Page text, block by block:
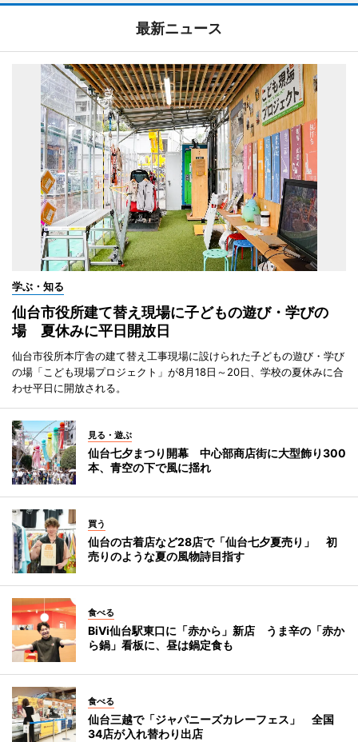
最新ニュース
学ぶ・知る
仙台市役所建て替え現場に子どもの遊び・学びの
場 夏休みに平日開放日
仙台市役所本庁舎の建て替え工事現場に設けられた子どもの遊び・学び
の場「こども現場プロジェクト」が8月18日～20日、学校の夏休みに合
わせ平日に開放される。
見る・遊ぶ
仙台七夕まつり開幕 中心部商店街に大型飾り300
本、青空の下で風に揺れ
買う
仙台の古着店など28店で「仙台七夕夏売り」 初
売りのような夏の風物詩目指す
食べる
BiVi仙台駅東口に「赤から」新店 うま辛の「赤か
ら鍋」看板に、昼は鍋定食も
食べる
仙台三越で「ジャパニーズカレーフェス」 全国
34店が入れ替わり出店